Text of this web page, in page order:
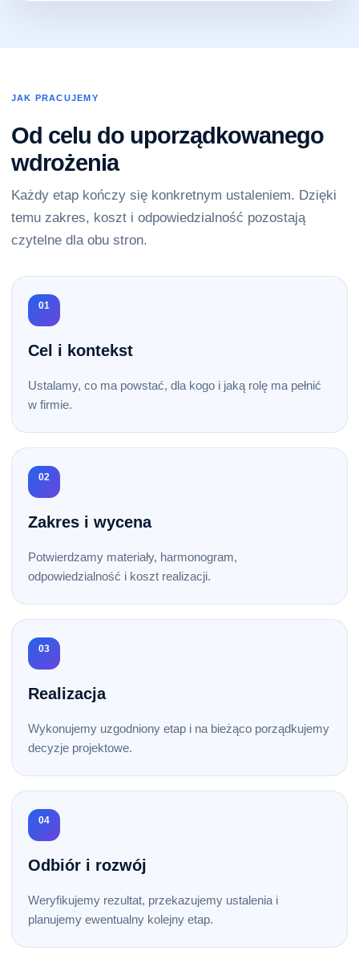
JAK PRACUJEMY
Od celu do uporządkowanego
wdrożenia
Każdy etap kończy się konkretnym ustaleniem. Dzięki
temu zakres, koszt i odpowiedzialność pozostają
czytelne dla obu stron.
01
Cel i kontekst
Ustalamy, co ma powstać, dla kogo i jaką rolę ma pełnić
w firmie.
02
Zakres i wycena
Potwierdzamy materiały, harmonogram,
odpowiedzialność i koszt realizacji.
03
Realizacja
Wykonujemy uzgodniony etap i na bieżąco porządkujemy
decyzje projektowe.
04
Odbiór i rozwój
Weryfikujemy rezultat, przekazujemy ustalenia i
planujemy ewentualny kolejny etap.